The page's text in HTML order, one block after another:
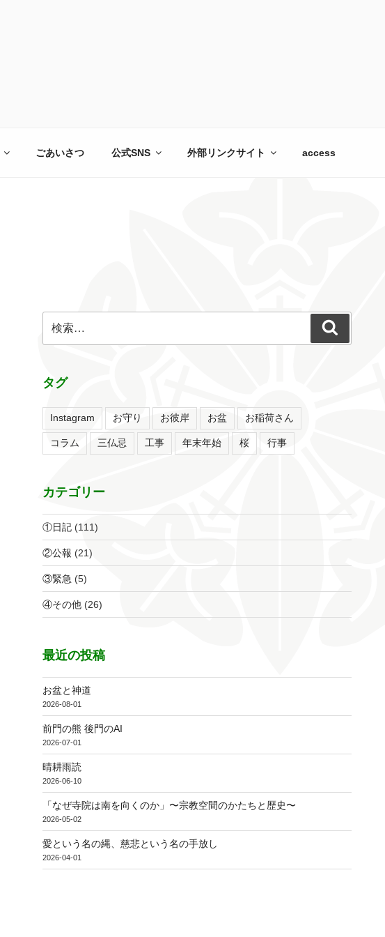
ごあいさつ 公式SNS 外部リンクサイト access
索:
索
タグ
Instagram お守り お彼岸 お盆 お稲荷さん
コラム 三仏忌 工事 年末年始 桜 行事
カテゴリー
①日記 (111)
②公報 (21)
③緊急 (5)
④その他 (26)
最近の投稿
お盆と神道
2026-08-01
前門の熊 後門のAI
2026-07-01
晴耕雨読
2026-06-10
「なぜ寺院は南を向くのか」〜宗教空間のかたちと歴史〜
2026-05-02
愛という名の縄、慈悲という名の手放し
2026-04-01